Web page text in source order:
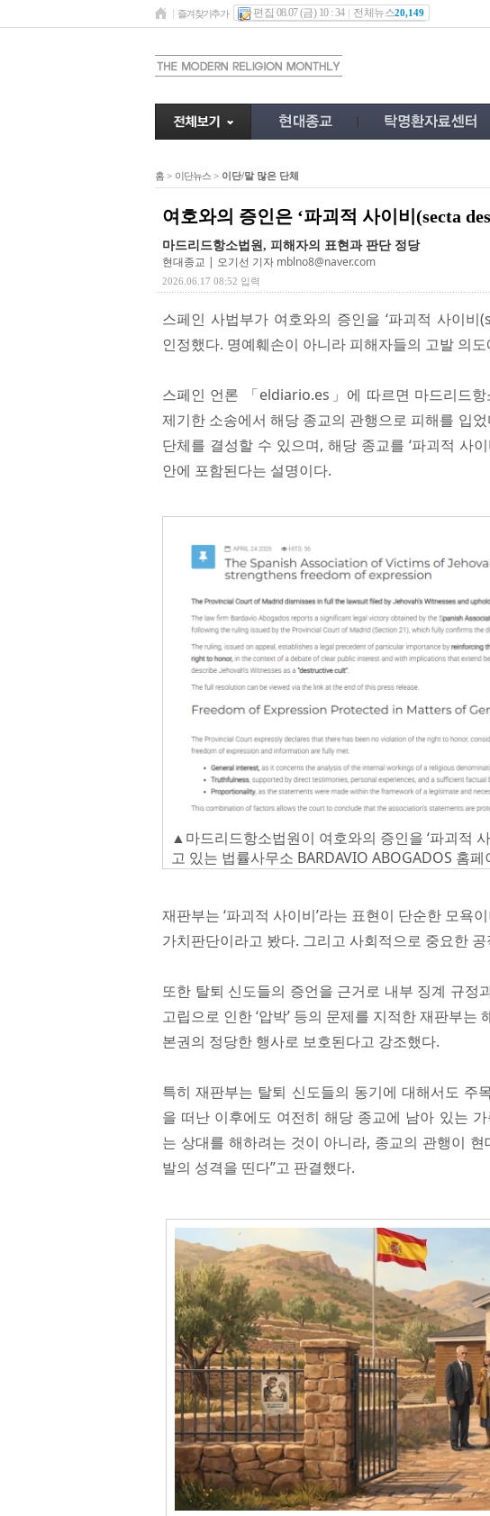
즐겨찾기추가 편집 08.07 (금) 10 : 34 전체뉴스20,149
홈 > 이단뉴스 > 이단/말 많은 단체
여호와의 증인은 ‘파괴적 사이비(secta
마드리드항소법원, 피해자의 표현과 판단 정당
현대종교 | 오기선 기자 mblno8@naver.com
2026.06.17 08:52 입력
스페인 사법부가 여호와의 증인을 ‘파괴적 사이
인정했다. 명예훼손이 아니라 피해자들의 고발 의
스페인 언론 「eldiario.es」에 따르면 마드리드
제기한 소송에서 해당 종교의 관행으로 피해를 입
단체를 결성할 수 있으며, 해당 종교를 ‘파괴적 사
안에 포함된다는 설명이다.
▲마드리드항소법원이 여호와의 증인을 ‘파괴적
고 있는 법률사무소 BARDAVIO ABOGADOS 홈페
재판부는 ‘파괴적 사이비’라는 표현이 단순한 모
가치판단이라고 봤다. 그리고 사회적으로 중요한
또한 탈퇴 신도들의 증언을 근거로 내부 징계 규정
고립으로 인한 ‘압박’ 등의 문제를 지적한 재판부
본권의 정당한 행사로 보호된다고 강조했다.
특히 재판부는 탈퇴 신도들의 동기에 대해서도 주
을 떠난 이후에도 여전히 해당 종교에 남아 있는
는 상대를 해하려는 것이 아니라, 종교의 관행이
발의 성격을 띤다”고 판결했다.